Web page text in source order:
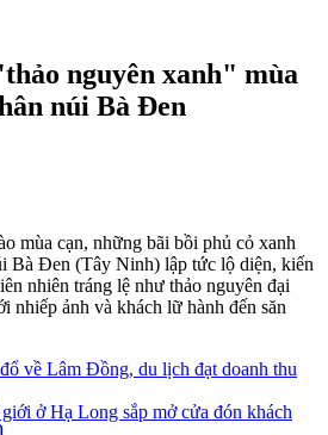
nguyên xanh" mùa
núi Bà Đen
mùa cạn, những bãi bồi phủ cỏ xanh
Bà Đen (Tây Ninh) lập tức lộ diện, kiến
nhiên tráng lệ như thảo nguyên đại
nhiếp ảnh và khách lữ hành đến săn
về Lâm Đồng, du lịch đạt doanh thu
ở Hạ Long sắp mở cửa đón khách